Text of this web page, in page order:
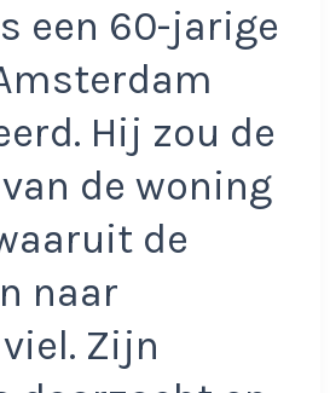
een 60-jarige
Hij zou de
de woning
de
naar
Zijn